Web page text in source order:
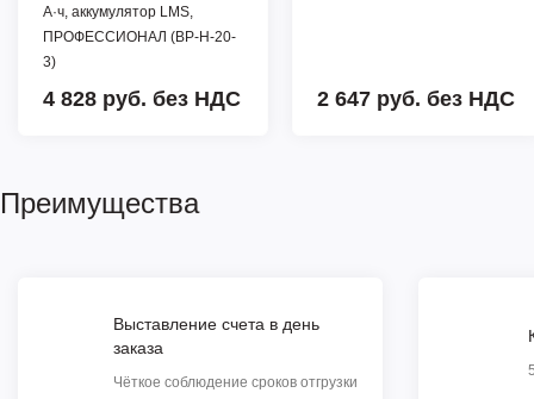
А·ч, аккумулятор LMS,
ПРОФЕССИОНАЛ (BP-H-20-
3)
4 828 руб. без НДС 2 647 руб. без НДС
Преимущества
Выставление счета в день
заказа
Чёткое соблюдение сроков отгрузки